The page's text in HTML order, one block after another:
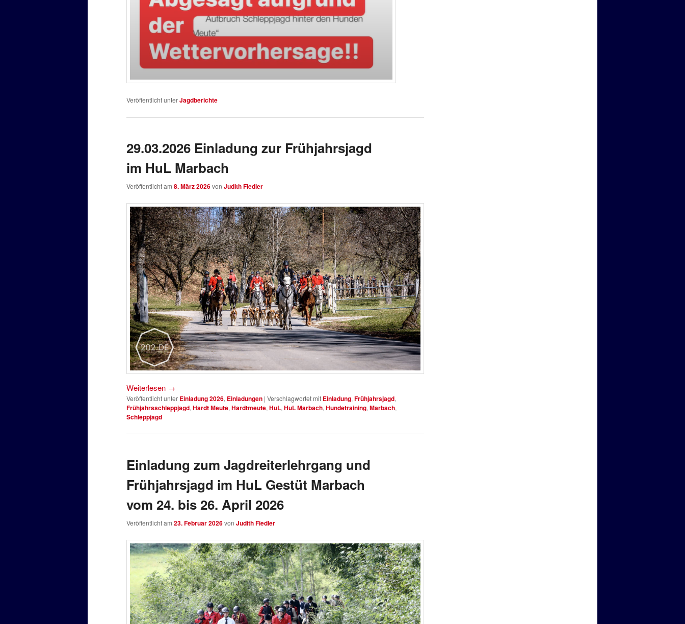
Veröffentlicht unterJagdberichte
29.03.2026 Einladung zur Frühjahrsjagd
im HuL Marbach
Veröffentlicht am 8. März 2026von Judith Fiedler
Weiterlesen →
Veröffentlicht unter Einladung 2026, Einladungen | Verschlagwortet mit Einladung, Frühjahrsjagd,
Frühjahrsschleppjagd, Hardt Meute, Hardtmeute, HuL, HuL Marbach, Hundetraining, Marbach,
Schleppjagd
Einladung zum Jagdreiterlehrgang und
Frühjahrsjagd im HuL Gestüt Marbach
vom 24. bis 26. April 2026
Veröffentlicht am 23. Februar 2026von Judith Fiedler